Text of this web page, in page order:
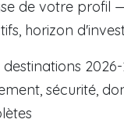
de votre profil
horizon
destinations
sécurité,